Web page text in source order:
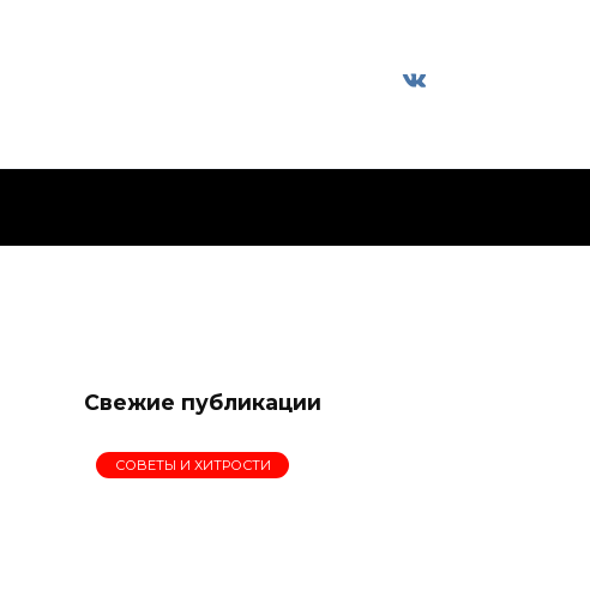
Свежие публикации
СОВЕТЫ И ХИТРОСТИ